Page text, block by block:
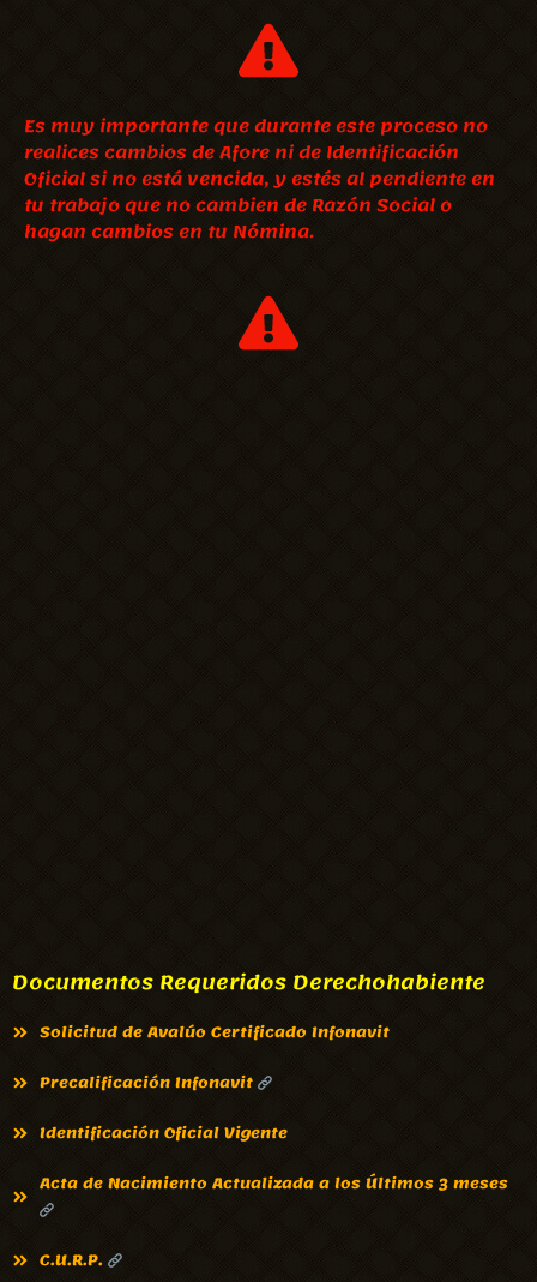
Es muy importante que durante este proceso no
realices cambios de Afore ni de Identificación
Oficial si no está vencida, y estés al pendiente en
tu trabajo que no cambien de Razón Social o
hagan cambios en tu Nómina.
Documentos Requeridos Derechohabiente
Solicitud de Avalúo Certificado Infonavit
Precalificación Infonavit
Identificación Oficial Vigente
Acta de Nacimiento Actualizada a los Últimos 3 meses
C.U.R.P.